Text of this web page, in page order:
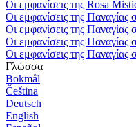
Οι εμφανίσεις της Rosa
Οι εμφανίσεις της Παναγίας
Οι εμφανίσεις της
Οι εμφανίσεις της
Οι εμφανίσεις της Παναγίας
Γλώσσα
Bokmål
Čeština
Deutsch
English